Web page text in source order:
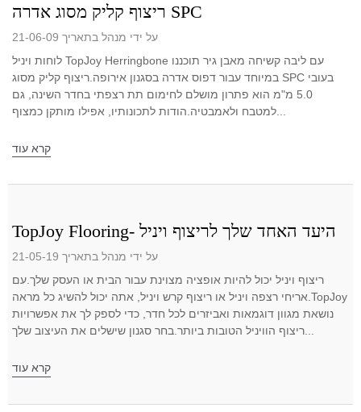
ריצוף קליק מסוג אדרה SPC
על ידי מנהל בתאריך 21-06-09
לוחות ויניל TopJoy Herringbone עם ליבה קשיחה מאבן גיר תוכננו
במיוחד עבור דפוס אדרה בסגנון אירופה.ריצוף קליק מסוג SPC בעובי
5.0 מ"מ הוא פתרון מושלם לחימום תת רצפתי בחדר השינה, גם
קרא עוד
TopJoy Flooring- היעד האחד שלך לריצוף ויניל
על ידי מנהל בתאריך 21-05-19
ריצוף ויניל יכול להיות אופציה מצוינת עבור הבית או העסק שלך.עם
אריחי רצפה ויניל או ריצוף קרש ויניל, אתה יכול להשיג כל מראה.TopJoy
נושאת מגוון דוגמאות ואביזרים לכל חדר, כדי לספק לך את אפשרויות
ריצוף הוויניל הטובות ביותר.בחר סגנון שישלים את העיצוב שלך...
קרא עוד